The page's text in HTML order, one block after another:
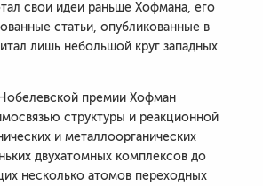
свои идеи раньше Хофмана, его
статьи, опубликованные в
лишь небольшой круг западных
премии Хофман
структуры и реакционной
и металлоорганических
двухатомных комплексов до
несколько атомов переходных